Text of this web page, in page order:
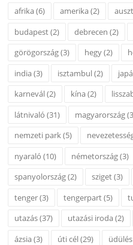
afrika(6) amerika(2)
budapest(2) debrecen (2)
görögország(3) hegy(2)
india(3) isztambul(2)
karnevál(2) kína(2)
látnivaló (31) magyarország
nemzeti park(5)
nyaraló (10) németország(3)
spanyolország(2) sziget(3)
tenger(3) tengerpart(5)
utazás(37) utazási iroda(2)
ázsia(3) úti cél(29) üdülés